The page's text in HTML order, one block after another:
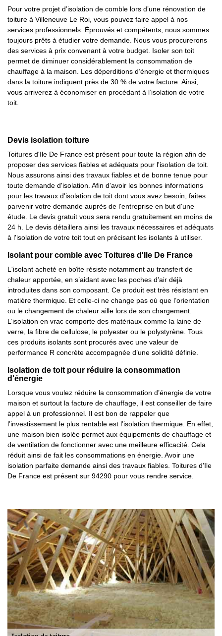
Pour votre projet d’isolation de comble lors d’une rénovation de
toiture à Villeneuve Le Roi, vous pouvez faire appel à nos
services professionnels. Éprouvés et compétents, nous sommes
toujours prêts à étudier votre demande. Nous vous procurerons
des services à prix convenant à votre budget. Isoler son toit
permet de diminuer considérablement la consommation de
chauffage à la maison. Les déperditions d’énergie et thermiques
dans la toiture indiquent près de 30 % de votre facture. Ainsi,
vous arriverez à économiser en procédant à l’isolation de votre
toit.
Devis isolation toiture
Toitures d'Ile De France est présent pour toute la région afin de
proposer des services fiables et adéquats pour l'isolation de toit.
Nous assurons ainsi des travaux fiables et de bonne tenue pour
toute demande d'isolation. Afin d'avoir les bonnes informations
pour les travaux d'isolation de toit dont vous avez besoin, faites
parvenir votre demande auprès de l'entreprise en but d'une
étude. Le devis gratuit vous sera rendu gratuitement en moins de
24 h. Le devis détaillera ainsi les travaux nécessaires et adéquats
à l'isolation de votre toit tout en précisant les isolants à utiliser.
Isolant pour comble avec Toitures d'Ile De France
L'isolant acheté en boîte résiste notamment au transfert de
chaleur apportée, en s’aidant avec les poches d'air déjà
introduites dans son composant. Ce produit est très résistant en
matière thermique. Et celle-ci ne change pas où que l’orientation
ou le changement de chaleur aille lors de son chargement.
L’isolation en vrac comporte des matériaux comme la laine de
verre, la fibre de cellulose, le polyester ou le polystyrène. Tous
ces produits isolants sont procurés avec une valeur de
performance R concrète accompagnée d’une solidité définie.
Isolation de toit pour réduire la consommation
d'énergie
Lorsque vous voulez réduire la consommation d’énergie de votre
maison et surtout la facture de chauffage, il est conseiller de faire
appel à un professionnel. Il est bon de rappeler que
l’investissement le plus rentable est l’isolation thermique. En effet,
une maison bien isolée permet aux équipements de chauffage et
de ventilation de fonctionner avec une meilleure efficacité. Cela
réduit ainsi de fait les consommations en énergie. Avoir une
isolation parfaite demande ainsi des travaux fiables. Toitures d'Ile
De France est présent sur 94290 pour vous rendre service.